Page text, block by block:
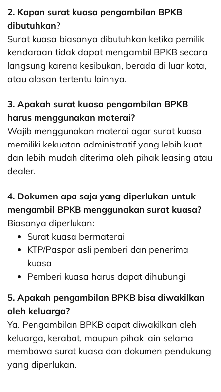
2. Kapan surat kuasa pengambilan BPKB
dibutuhkan?
Surat kuasa biasanya dibutuhkan ketika pemilik
kendaraan tidak dapat mengambil BPKB secara
langsung karena kesibukan, berada di luar kota,
atau alasan tertentu lainnya.
3. Apakah surat kuasa pengambilan BPKB
harus menggunakan materai?
Wajib menggunakan materai agar surat kuasa
memiliki kekuatan administratif yang lebih kuat
dan lebih mudah diterima oleh pihak leasing atau
dealer.
4. Dokumen apa saja yang diperlukan untuk
mengambil BPKB menggunakan surat kuasa?
Biasanya diperlukan:
Surat kuasa bermaterai
KTP/Paspor asli pemberi dan penerima
kuasa
Pemberi kuasa harus dapat dihubungi
5. Apakah pengambilan BPKB bisa diwakilkan
oleh keluarga?
Ya. Pengambilan BPKB dapat diwakilkan oleh
keluarga, kerabat, maupun pihak lain selama
membawa surat kuasa dan dokumen pendukung
yang diperlukan.